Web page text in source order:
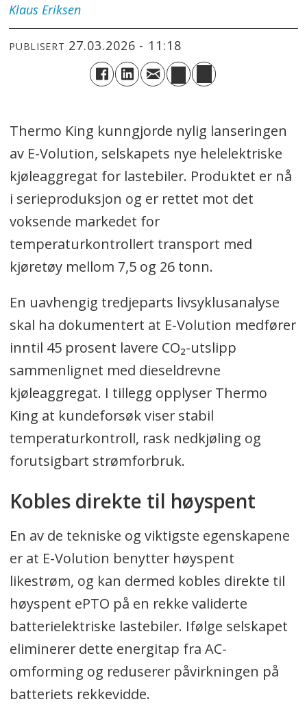
Klaus Eriksen
PUBLISERT 27.03.2026 - 11:18
Thermo King kunngjorde nylig lanseringen
av E-Volution, selskapets nye helelektriske
kjøleaggregat for lastebiler. Produktet er nå
i serieproduksjon og er rettet mot det
voksende markedet for
temperaturkontrollert transport med
kjøretøy mellom 7,5 og 26 tonn.
En uavhengig tredjeparts livsyklusanalyse
skal ha dokumentert at E-Volution medfører
inntil 45 prosent lavere CO₂-utslipp
sammenlignet med dieseldrevne
kjøleaggregat. I tillegg opplyser Thermo
King at kundeforsøk viser stabil
temperaturkontroll, rask nedkjøling og
forutsigbart strømforbruk.
Kobles direkte til høyspent
En av de tekniske og viktigste egenskapene
er at E-Volution benytter høyspent
likestrøm, og kan dermed kobles direkte til
høyspent ePTO på en rekke validerte
batterielektriske lastebiler. Ifølge selskapet
eliminerer dette energitap fra AC-
omforming og reduserer påvirkningen på
batteriets rekkevidde.